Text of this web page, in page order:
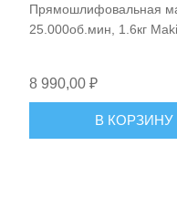
Прямошлифовальная
25.000об.мин, 1.6кг
8 990,00 ₽
В КОРЗИНУ